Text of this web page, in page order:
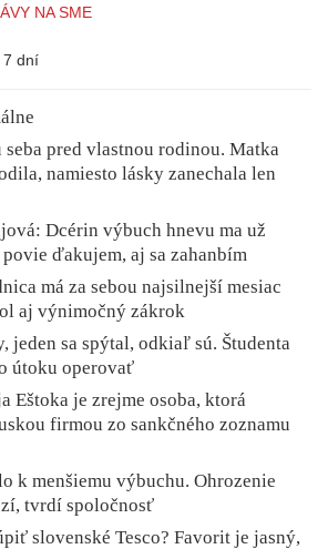
NA SME
7 dní
seba pred vlastnou rodinou. Matka
namiesto lásky zanechala len
Dcérin výbuch hnevu ma už
ďakujem, aj sa zahanbím
má za sebou najsilnejší mesiac
aj výnimočný zákrok
jeden sa spýtal, odkiaľ sú. Študenta
útoku operovať
Eštoka je zrejme osoba, ktorá
firmou zo sankčného zoznamu
k menšiemu výbuchu. Ohrozenie
tvrdí spoločnosť
slovenské Tesco? Favorit je jasný,